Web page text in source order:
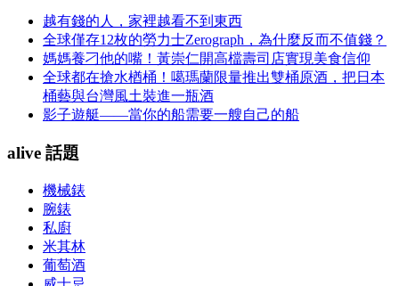
越有錢的人，家裡越看不到東西
全球僅存12枚的勞力士Zerograph，為什麼反而不值錢？
媽媽養刁他的嘴！黃崇仁開高檔壽司店實現美食信仰
全球都在搶水楢桶！噶瑪蘭限量推出雙桶原酒，把日本
桶藝與台灣風土裝進一瓶酒
影子遊艇——當你的船需要一艘自己的船
alive 話題
機械錶
腕錶
私廚
米其林
葡萄酒